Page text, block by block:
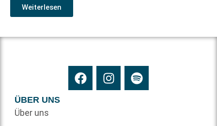
Weiterlesen
ÜBER UNS
Über uns